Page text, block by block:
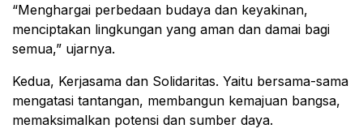
“Menghargai perbedaan budaya dan keyakinan,
menciptakan lingkungan yang aman dan damai bagi
semua,” ujarnya.
Kedua, Kerjasama dan Solidaritas. Yaitu bersama-sama
mengatasi tantangan, membangun kemajuan bangsa,
memaksimalkan potensi dan sumber daya.